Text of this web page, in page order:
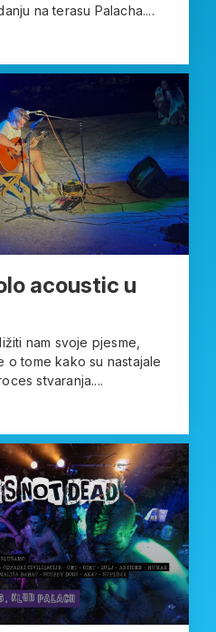
na terasu Palacha....
acoustic u
nam svoje pjesme,
o tome kako su nastajale
stvaranja....